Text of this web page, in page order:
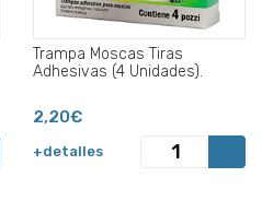
Trampa Moscas Tiras
Adhesivas (4 Unidades).
2,20€
+detalles